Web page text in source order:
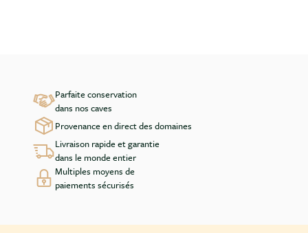
Parfaite conservation
dans nos caves
Provenance en direct des domaines
Livraison rapide et garantie
dans le monde entier
Multiples moyens de
paiements sécurisés